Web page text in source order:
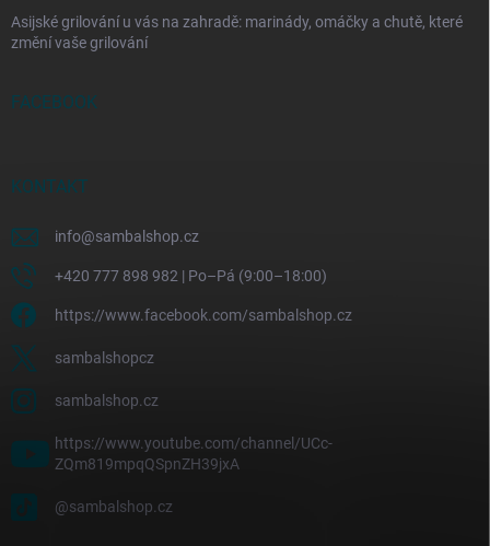
Asijské grilování u vás na zahradě: marinády, omáčky a chutě, které
změní vaše grilování
FACEBOOK
KONTAKT
info@sambalshop.cz
+420 777 898 982 | Po–Pá (9:00–18:00)
https://www.facebook.com/sambalshop.cz
sambalshopcz
sambalshop.cz
https://www.youtube.com/channel/UCc-
ZQm819mpqQSpnZH39jxA
@sambalshop.cz